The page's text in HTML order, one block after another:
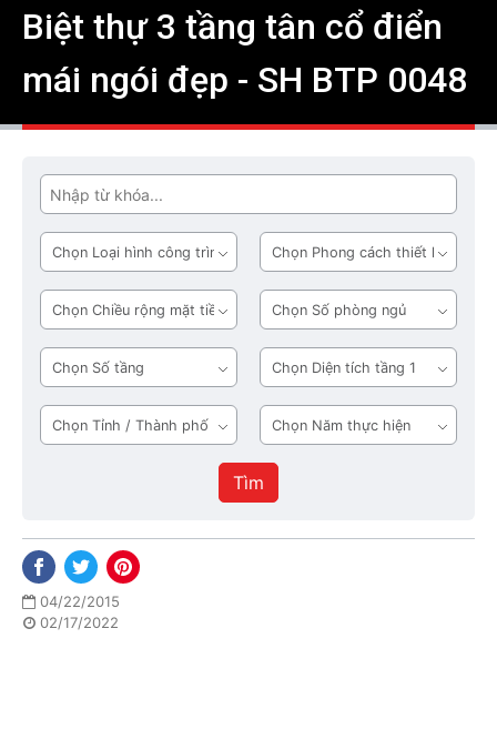
Biệt thự 3 tầng tân cổ điển
mái ngói đẹp - SH BTP 0048
Tìm
Loại
hình
công
trình
Phong
cách
thiết
kế
Chiều
rộng
mặt
tiền
Số
phòng
ngủ
Số
tầng
Diện
tích
tầng
1
Tỉnh
/
Năm
thực
hiện
Tìm
04/22/2015
02/17/2022